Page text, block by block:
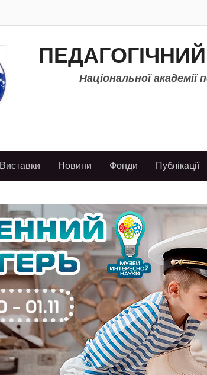
Національної академії
Виставки Новини Фонди Публікації